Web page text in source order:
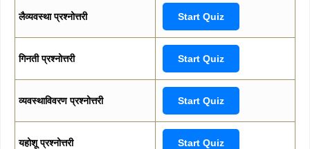
लैव्यवस्था प्रश्नोत्तरी Start Quiz
गिनती प्रश्नोत्तरी Start Quiz
व्यवस्थाविवरण प्रश्नोत्तरी Start Quiz
यहोशू प्रश्नोत्तरी Start Quiz